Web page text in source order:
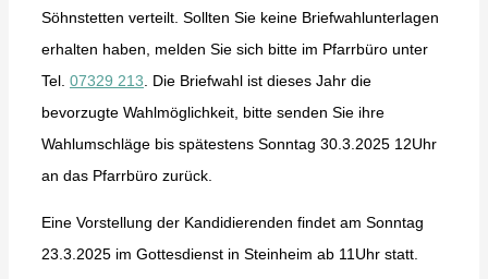
Söhnstetten verteilt. Sollten Sie keine Briefwahlunterlagen
erhalten haben, melden Sie sich bitte im Pfarrbüro unter
Tel. 07329 213. Die Briefwahl ist dieses Jahr die
bevorzugte Wahlmöglichkeit, bitte senden Sie ihre
Wahlumschläge bis spätestens Sonntag 30.3.2025 12Uhr
an das Pfarrbüro zurück.
Eine Vorstellung der Kandidierenden findet am Sonntag
23.3.2025 im Gottesdienst in Steinheim ab 11Uhr statt.